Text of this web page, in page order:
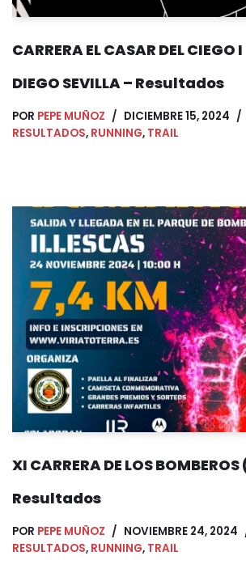
CARRERA EL CASAR DEL CIEGO
DIEGO SEVILLA – Resultados
POR PEPE MUÑOZ
DICIEMBRE 15, 2024
RESULTADOS, RUNNING, TRAIL
XI CARRERA DE LOS
Resultados
POR PEPE MUÑOZ
NOVIEMBRE 24, 2024
RESULTADOS, RUNNING, TRAIL